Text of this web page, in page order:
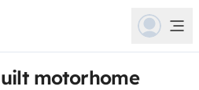
motorhome